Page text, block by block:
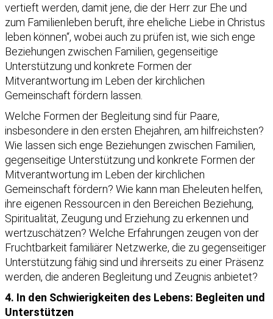
vertieft werden, damit jene, die der Herr zur Ehe und
zum Familienleben beruft, ihre eheliche Liebe in Christus
leben können“, wobei auch zu prüfen ist, wie sich enge
Beziehungen zwischen Familien, gegenseitige
Unterstützung und konkrete Formen der
Mitverantwortung im Leben der kirchlichen
Gemeinschaft fördern lassen.
Welche Formen der Begleitung sind für Paare,
insbesondere in den ersten Ehejahren, am hilfreichsten?
Wie lassen sich enge Beziehungen zwischen Familien,
gegenseitige Unterstützung und konkrete Formen der
Mitverantwortung im Leben der kirchlichen
Gemeinschaft fördern? Wie kann man Eheleuten helfen,
ihre eigenen Ressourcen in den Bereichen Beziehung,
Spiritualität, Zeugung und Erziehung zu erkennen und
wertzuschätzen? Welche Erfahrungen zeugen von der
Fruchtbarkeit familiärer Netzwerke, die zu gegenseitiger
Unterstützung fähig sind und ihrerseits zu einer Präsenz
werden, die anderen Begleitung und Zeugnis anbietet?
4. In den Schwierigkeiten des Lebens: Begleiten und
Unterstützen